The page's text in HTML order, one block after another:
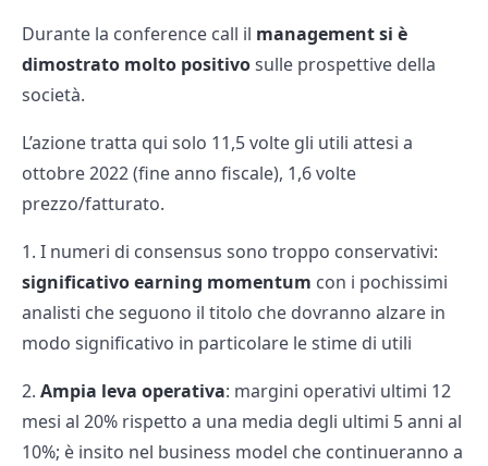
Durante la conference call il management si è
dimostrato molto positivosulle prospettive della
società.
L’azione tratta qui solo 11,5 volte gli utili attesi a
ottobre 2022 (fine anno fiscale), 1,6 volte
prezzo/fatturato.
1. I numeri di consensus sono troppo conservativi:
significativo earning momentum con i pochissimi
analisti che seguono il titolo che dovranno alzare in
modo significativo in particolare le stime di utili
2. Ampia leva operativa: margini operativi ultimi 12
mesi al 20% rispetto a una media degli ultimi 5 anni al
10%; è insito nel business model che continueranno a